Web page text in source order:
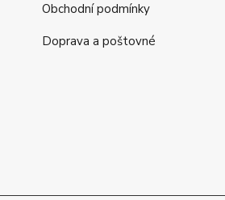
Obchodní podmínky
Doprava a poštovné